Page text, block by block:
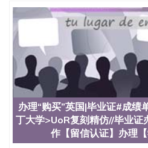
State University）圣何塞州立
State University）圣何塞州立
State University）圣何塞州立
State University）圣 塞州立大
State University）圣何塞州
University）圣何塞州立大学（
University）圣何塞州立大学
University）圣何塞州立大学（
University）圣何塞州立大学
University）圣何塞州立大学
University）圣何塞州立大学
University）圣何塞州立大学
University）圣何塞州立大学
办理“购买”英国|毕业证#成
丁大学>UoR复刻精仿//毕业证
作【留信认证】办理